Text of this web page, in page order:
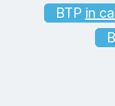
BTP in